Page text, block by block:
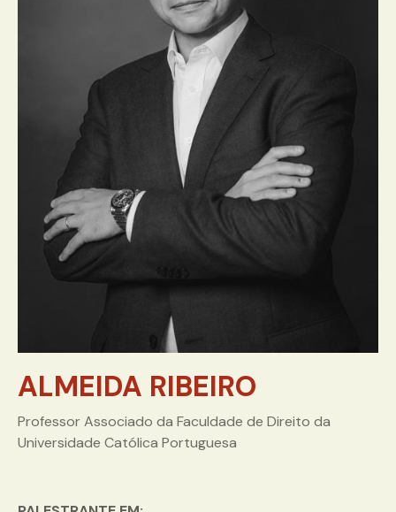
ALMEIDA RIBEIRO
Professor Associado da Faculdade de Direito da
Universidade Católica Portuguesa